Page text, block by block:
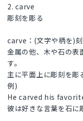
2. carve
彫刻を彫る
carve：(文字や柄を)
金属の他、木や石の表
す。
主に平面上に彫刻を彫
例)
He carved his
彼は好きな言葉を石に